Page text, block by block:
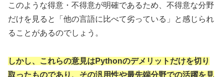
このような得意・不得意が明確であるため、不得意な分野
だけを見ると「他の言語に比べて劣っている」と感じられ
ることがあるのでしょう。
しかし、これらの意見はPythonのデメリットだけを切り
取ったものであり、その汎用性や最先端分野での活躍を見